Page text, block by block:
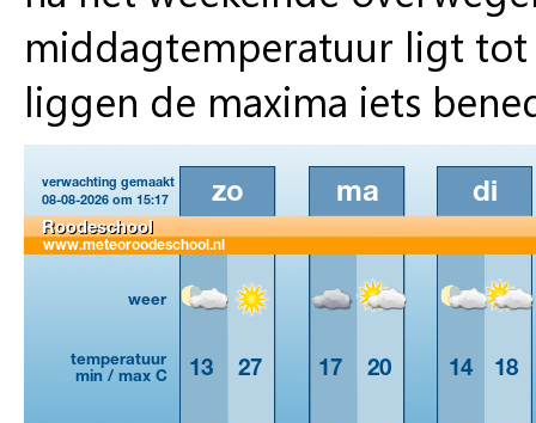
middagtemperatuur ligt tot
liggen de maxima iets